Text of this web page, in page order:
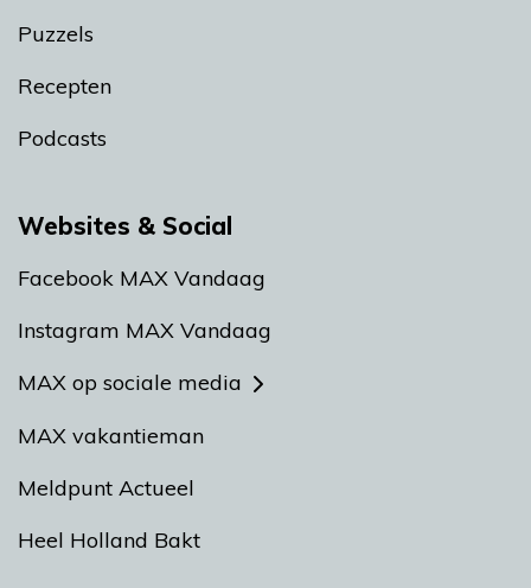
Puzzels
Recepten
Podcasts
Websites & Social
Facebook MAX Vandaag
Instagram MAX Vandaag
MAX op sociale media
MAX vakantieman
Meldpunt Actueel
Heel Holland Bakt